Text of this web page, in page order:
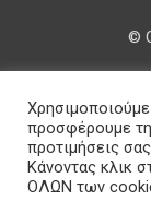
©
προσφέρουμε
προτιμήσεις
Κάνοντας κλικ
ΟΛΩΝ των